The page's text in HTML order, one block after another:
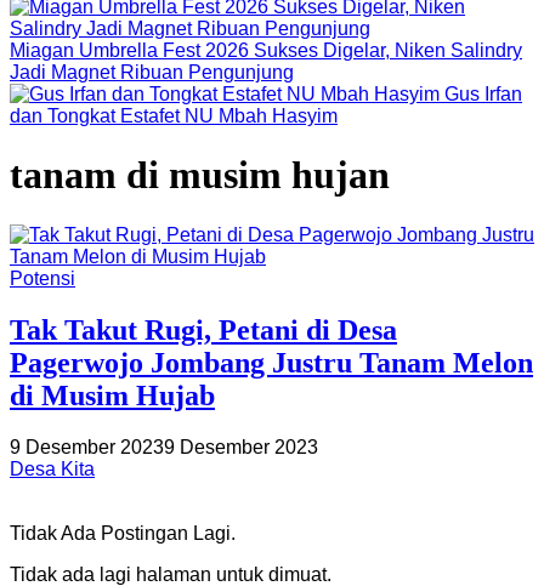
Miagan Umbrella Fest 2026 Sukses Digelar, Niken Salindry
Jadi Magnet Ribuan Pengunjung
Gus Irfan
dan Tongkat Estafet NU Mbah Hasyim
tanam di musim hujan
Potensi
Tak Takut Rugi, Petani di Desa
Pagerwojo Jombang Justru Tanam Melon
di Musim Hujab
9 Desember 20239 Desember 2023
Desa Kita
Tidak Ada Postingan Lagi.
Tidak ada lagi halaman untuk dimuat.